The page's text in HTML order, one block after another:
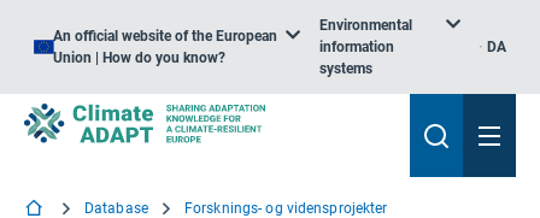
An official website of the European
Union | How do you know?
Environmental
information
systems
DA
Database
Forsknings- og vidensprojekter